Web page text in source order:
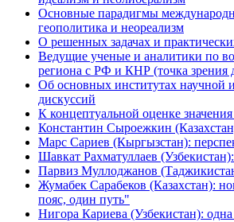
Основные парадигмы
геополитика и неореализм
О решенных задачах и
Ведущие ученые и аналитики по
региона с РФ и КНР (точка зрения
Об основных институтах научной
дискуссий
К концептуальной оценке
Константин Сыроежкин
Марс Сариев (Кыргызстан):
Шавкат Рахматуллаев
Парвиз Муллоджанов
Жумабек Сарабеков (Казахстан):
пояс, один путь"
Нигора Кариева (Узбекистан):